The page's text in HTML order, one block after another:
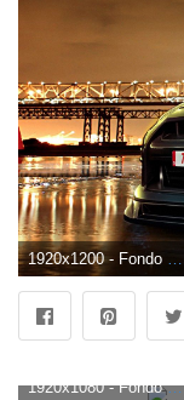
1920x1200 - Fondo de pantalla de 1920x1200. Wallpaper de Nissan.
1920x1080 - Fondo de pantalla de 1920x1080. Imágen HD 1080p de Nissan.